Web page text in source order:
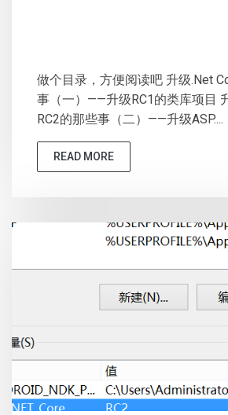
做个目录，方便阅读吧 升级.Net
事（一）——升级RC1的类库项目
RC2的那些事（二）——升级ASP....
READ MORE